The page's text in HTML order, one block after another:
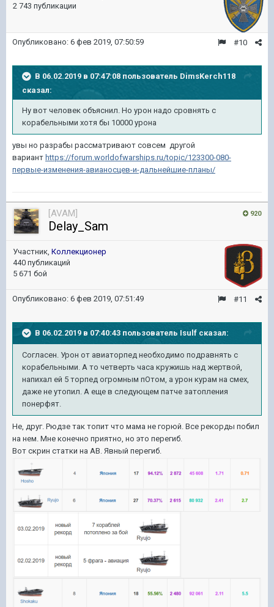
2 743 публикации
#10
Опубликовано: 6 фев 2019, 07:50:59
В 06.02.2019 в 07:47:08 пользователь DimsKerch118
сказал:
Ну вот человек объяснил. Но урон надо сровнять с
корабельными хотя бы 10000 урона
увы но разрабы рассматривают совсем другой
вариант https://forum.worldofwarships.ru/topic/123300-080-
первые-изменения-авианосцев-и-дальнейшие-планы/
920
[AVAM]
Delay_Sam
Участник, Коллекционер
440 публикаций
5 671 бой
#11
Опубликовано: 6 фев 2019, 07:51:49
В 06.02.2019 в 07:40:43 пользователь Isulf сказал:
Согласен. Урон от авиаторпед необходимо подравнять с
корабельными. А то четверть часа кружишь над жертвой,
напихал ей 5 торпед огромным пОтом, а урон курам на смех,
даже не утопил. А еще в следующем патче затопления
понерфят.
Не, друг. Рюдзе так топит что мама не горюй. Все рекорды побил
на нем. Мне конечно приятно, но это перегиб.
Вот скрин статки на АВ. Явный перегиб.